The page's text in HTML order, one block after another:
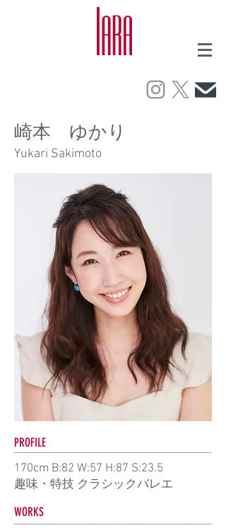
​崎本 ゆかり
Yukari Sakimoto
PROFILE
170cm B:82 W:57 H:87 S:23.5
趣味・特技 クラシックバレエ
WORKS